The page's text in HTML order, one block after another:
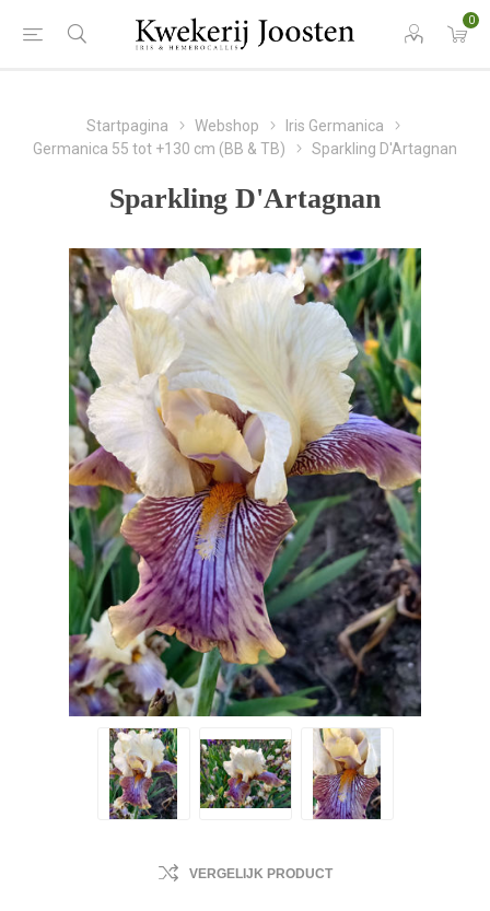
0
Startpagina Webshop
Iris Germanica
Germanica 55 tot +130 cm (BB & TB)
Sparkling D'Artagnan
Sparkling D'Artagnan
VERGELIJK PRODUCT